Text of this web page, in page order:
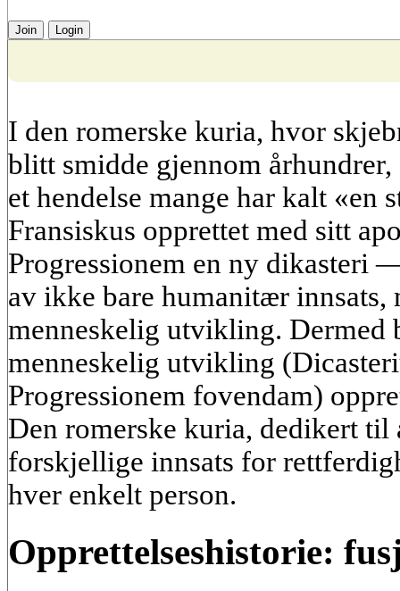
Join Login
I den romerske kuria, hvor
blitt smidde gjennom
et hendelse mange har kalt «en
Fransiskus opprettet med sitt
Progressionem en ny dikasteri
av ikke bare humanitær innsats,
menneskelig utvikling. Dermed
menneskelig utvikling
Progressionem fovendam)
Den romerske kuria, dedikert
forskjellige innsats for
hver enkelt person.
Opprettelseshistorie: